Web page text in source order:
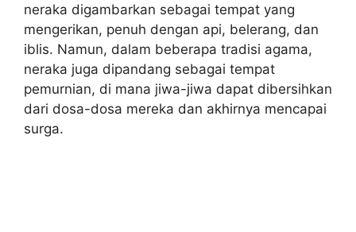
neraka digambarkan sebagai tempat yang
mengerikan, penuh dengan api, belerang, dan
iblis. Namun, dalam beberapa tradisi agama,
neraka juga dipandang sebagai tempat
pemurnian, di mana jiwa-jiwa dapat dibersihkan
dari dosa-dosa mereka dan akhirnya mencapai
surga.